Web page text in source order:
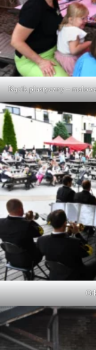
Kącik plastyczny –